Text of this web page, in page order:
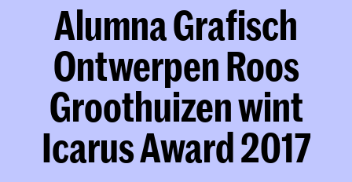
Alumna Grafisch
Ontwerpen Roos
Groothuizen wint
Icarus Award 2017